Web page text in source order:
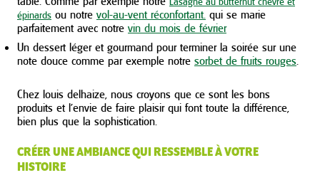
épinards ou notre vol-au-vent réconfortant. qui se marie
parfaitement avec notre vin du mois de février
Un dessert léger et gourmand pour terminer la soirée sur une
note douce comme par exemple notre sorbet de fruits rouges
Chez louis delhaize, nous croyons que ce sont les bons
produits et l’envie de faire plaisir qui font toute la différence,
bien plus que la sophistication.
CRÉER UNE AMBIANCE QUI RESSEMBLE À VOTRE
HISTOIRE